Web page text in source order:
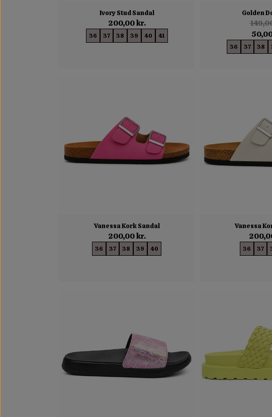
Ivory Stud Sandal
200,00 kr.
36 37 38 39 40 41
Golden
36 37 38
Vanessa Kork Sandal
200,00 kr.
36 37 38 39 40
Vanessa
36 37